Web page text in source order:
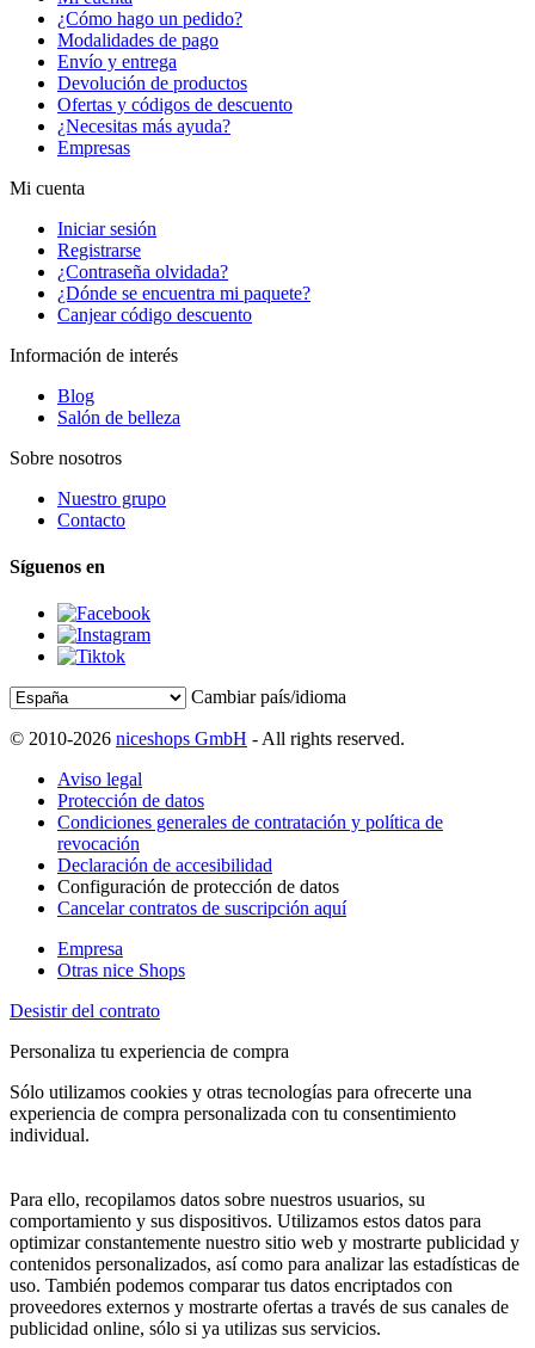
¿Cómo hago un pedido?
Modalidades de pago
Envío y entrega
Devolución de productos
Ofertas y códigos de descuento
¿Necesitas más ayuda?
Empresas
Mi cuenta
Iniciar sesión
Registrarse
¿Contraseña olvidada?
¿Dónde se encuentra mi paquete?
Canjear código descuento
Información de interés
Blog
Salón de belleza
Sobre nosotros
Nuestro grupo
Contacto
Síguenos en
Cambiar país/idioma
© 2010-2026 niceshops GmbH - All rights reserved.
Aviso legal
Protección de datos
Condiciones generales de contratación y política de
revocación
Declaración de accesibilidad
Configuración de protección de datos
Cancelar contratos de suscripción aquí
Empresa
Otras nice Shops
Desistir del contrato
Personaliza tu experiencia de compra
Sólo utilizamos cookies y otras tecnologías para ofrecerte una
experiencia de compra personalizada con tu consentimiento
individual.
Para ello, recopilamos datos sobre nuestros usuarios, su
comportamiento y sus dispositivos. Utilizamos estos datos para
optimizar constantemente nuestro sitio web y mostrarte publicidad y
contenidos personalizados, así como para analizar las estadísticas de
uso. También podemos comparar tus datos encriptados con
proveedores externos y mostrarte ofertas a través de sus canales de
publicidad online, sólo si ya utilizas sus servicios.